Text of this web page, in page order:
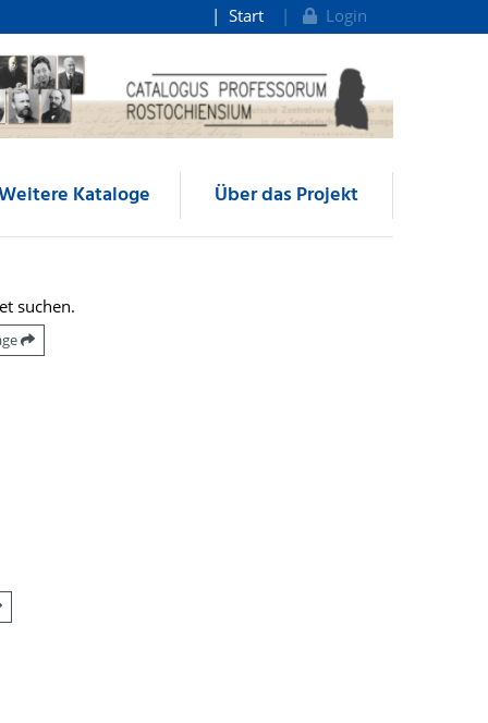
Start Login
Kataloge Über das Projekt
suchen.